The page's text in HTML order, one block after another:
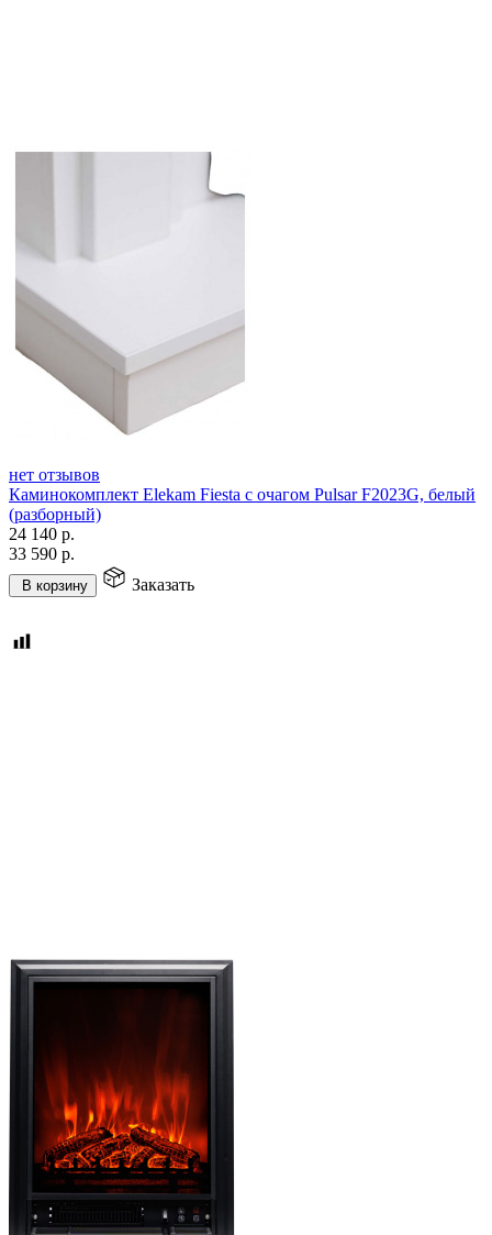
нет отзывов
Каминокомплект Elekam Fiesta с очагом Pulsar F2023G, белый
(разборный)
24 140 р.
33 590 р.
В корзину Заказать